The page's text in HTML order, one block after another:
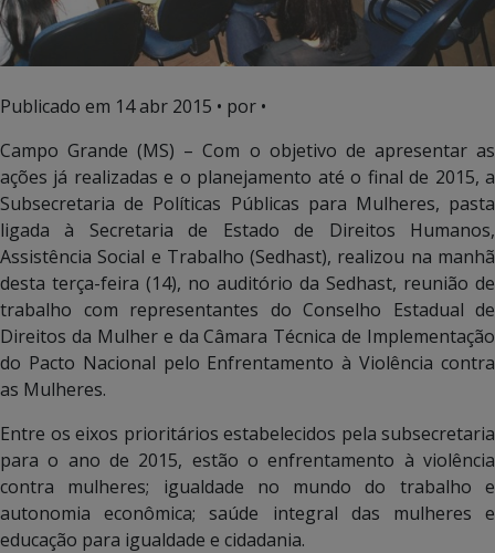
Publicado em 14 abr 2015 • por •
Campo Grande (MS) – Com o objetivo de apresentar as
ações já realizadas e o planejamento até o final de 2015, a
Subsecretaria de Políticas Públicas para Mulheres, pasta
ligada à Secretaria de Estado de Direitos Humanos,
Assistência Social e Trabalho (Sedhast), realizou na manhã
desta terça-feira (14), no auditório da Sedhast, reunião de
trabalho com representantes do Conselho Estadual de
Direitos da Mulher e da Câmara Técnica de Implementação
do Pacto Nacional pelo Enfrentamento à Violência contra
as Mulheres.
Entre os eixos prioritários estabelecidos pela subsecretaria
para o ano de 2015, estão o enfrentamento à violência
contra mulheres; igualdade no mundo do trabalho e
autonomia econômica; saúde integral das mulheres e
educação para igualdade e cidadania.